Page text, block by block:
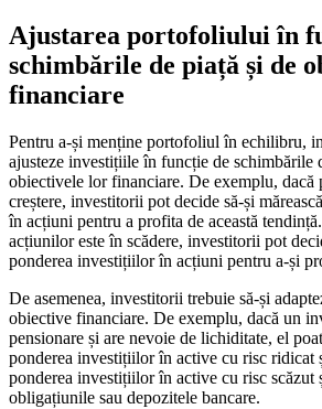
Ajustarea portofoliului în
schimbările de piață și de
financiare
Pentru a-și menține portofoliul în echilibru,
ajusteze investițiile în funcție de schimbările
obiectivele lor financiare. De exemplu, dacă
creștere, investitorii pot decide să-și
în acțiuni pentru a profita de această
acțiunilor este în scădere, investitorii pot
ponderea investițiilor în acțiuni pentru a-și
De asemenea, investitorii trebuie să-și
obiective financiare. De exemplu, dacă un
pensionare și are nevoie de lichiditate, el
ponderea investițiilor în active cu risc ridicat
ponderea investițiilor în active cu risc scăzut
obligațiunile sau depozitele bancare.